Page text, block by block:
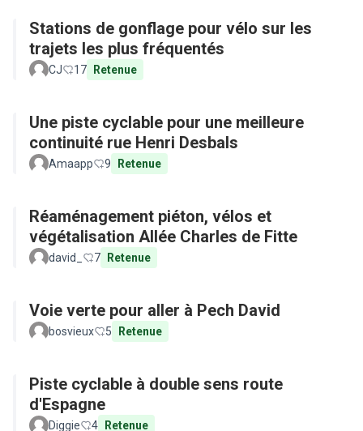
Stations de gonflage pour vélo sur les
trajets les plus fréquentés
CJ 17 Retenue
Une piste cyclable pour une meilleure
continuité rue Henri Desbals
Amaapp 9 Retenue
Réaménagement piéton, vélos et
végétalisation Allée Charles de Fitte
david_ 7 Retenue
Voie verte pour aller à Pech David
bosvieux 5 Retenue
Piste cyclable à double sens route
d'Espagne
Diggie 4 Retenue